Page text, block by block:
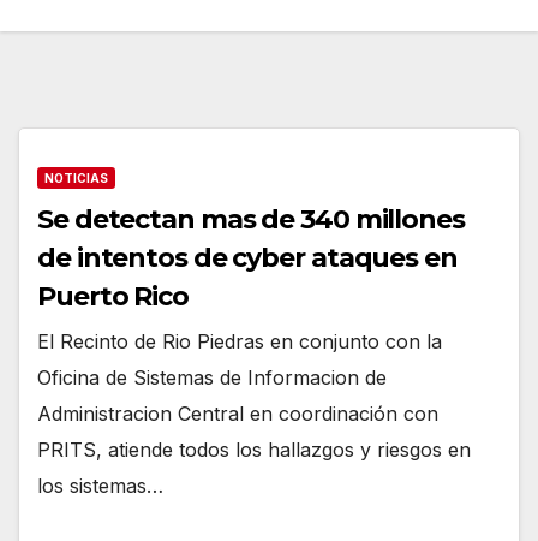
NOTICIAS
Se detectan mas de 340 millones
de intentos de cyber ataques en
Puerto Rico
El Recinto de Rio Piedras en conjunto con la
Oficina de Sistemas de Informacion de
Administracion Central en coordinación con
PRITS, atiende todos los hallazgos y riesgos en
los sistemas…